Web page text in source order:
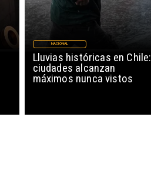
Lluvias históricas en Chile:
ciudades alcanzan
máximos nunca vistos
NACIONAL